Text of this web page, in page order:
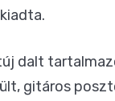
dalt
gitáros